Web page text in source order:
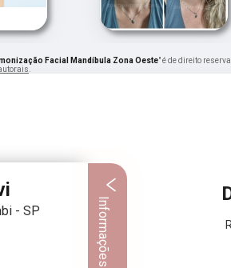
Facial Mandíbula Zona Oeste" é de direito
- SP Informações